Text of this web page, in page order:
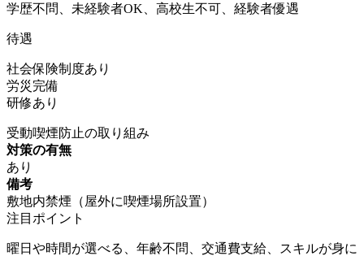
学歴不問、未経験者OK、高校生不可、経験者優遇
待遇
社会保険制度あり
労災完備
研修あり
受動喫煙防止の取り組み
対策の有無
あり
備考
敷地内禁煙（屋外に喫煙場所設置）
注目ポイント
曜日や時間が選べる、年齢不問、交通費支給、スキルが身に